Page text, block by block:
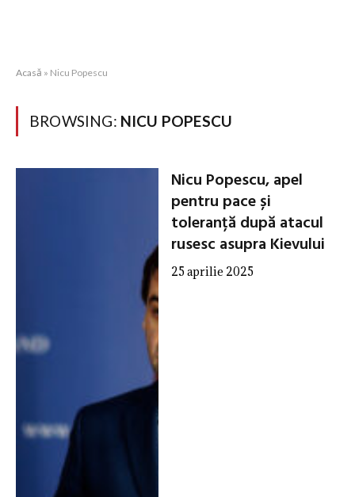
Acasă » Nicu Popescu
BROWSING: NICU POPESCU
Nicu Popescu, apel
pentru pace și
toleranță după atacul
rusesc asupra Kievului
25 aprilie 2025